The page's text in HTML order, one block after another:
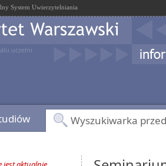
System Uwierzytelniania
uczelni
Wyszukiwarka